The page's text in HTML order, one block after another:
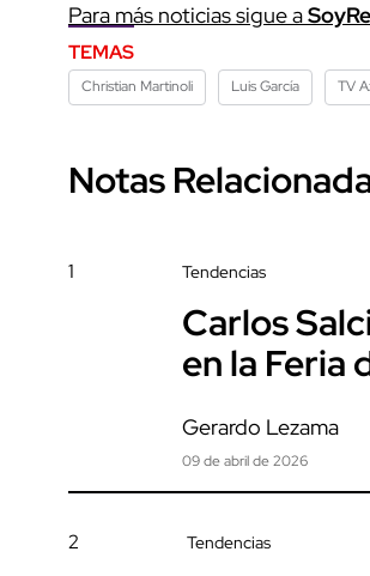
Para más noticias sigue a
TEMAS
Christian Martinoli Luis García TV
Notas
1 Tendencias
Carlos
en la Feria
Gerardo Lezama
09 de abril de 2026
2 Tendencias